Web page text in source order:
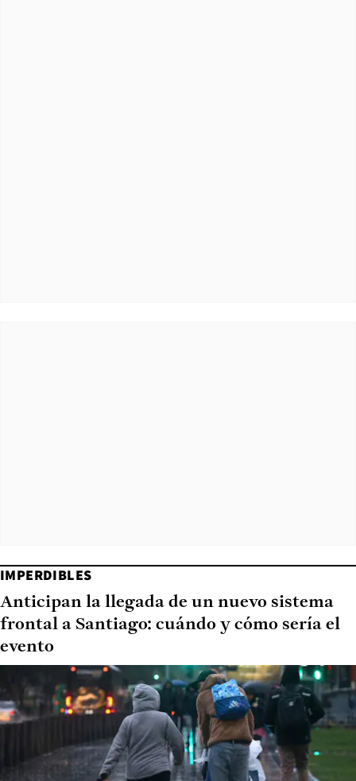
IMPERDIBLES
Anticipan la llegada de un nuevo sistema
frontal a Santiago: cuándo y cómo sería el
evento